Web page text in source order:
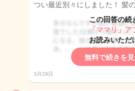
つい最近別々にしました！ 髪
この回答の続
「ママリ」ア
お読みいただ
無料で続きを
3月29日